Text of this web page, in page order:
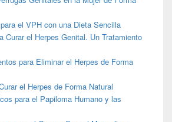
el VPH con una Dieta Sencilla
Curar el Herpes Genital. Un Tratamiento
para Eliminar el Herpes de Forma
el Herpes de Forma Natural
para el Papiloma Humano y las